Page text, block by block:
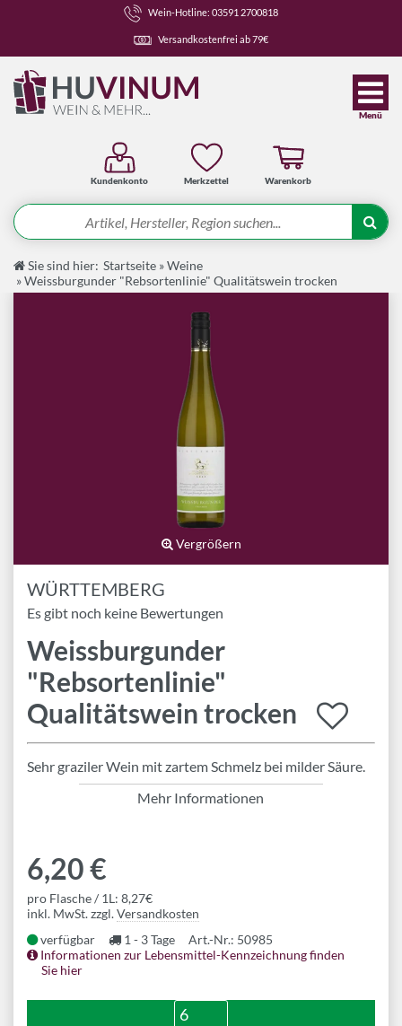
Wein-Hotline: 03591 2700818
Versandkostenfrei ab 79€
Kundenkonto Merkzettel Warenkorb
Menü
Angebote
Wein-Pakete
Spirituosen-Pakete
Geschenk-Pakete
Weine
Spirituosen
Marken
Inspiration
Rezepte & Ideen
Wissenswelt
Magazin
Schlagworte
Gutscheine
Sie sind hier: Startseite »Weine
»Weissburgunder "Rebsortenlinie" Qualitätswein trocken
Vergrößern
WÜRTTEMBERG
Es gibt noch keine Bewertungen
Weissburgunder
"Rebsortenlinie"
Qualitätswein trocken
Sehr graziler Wein mit zartem Schmelz bei milder Säure.
Mehr Informationen
6,20 €
pro Flasche / 1L: 8,27€
inkl. MwSt. zzgl.Versandkosten
verfügbar
1 - 3 Tage
Art.-Nr.: 50985
Informationen zur Lebensmittel-Kennzeichnung finden
Sie hier